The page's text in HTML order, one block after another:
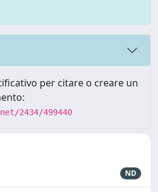
per citare o creare un
2434/499440
ND